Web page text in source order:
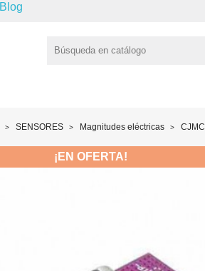
Blog
SENSORES Magnitudes eléctricas
¡EN OFERTA!